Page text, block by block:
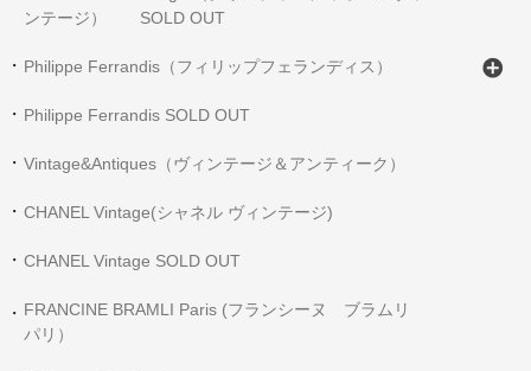
ンテージ） SOLD OUT
Philippe Ferrandis（フィリップフェランディス）
Philippe Ferrandis SOLD OUT
Vintage&Antiques（ヴィンテージ＆アンティーク）
CHANEL Vintage(シャネル ヴィンテージ)
CHANEL Vintage SOLD OUT
FRANCINE BRAMLI Paris (フランシーヌ ブラムリ
パリ）